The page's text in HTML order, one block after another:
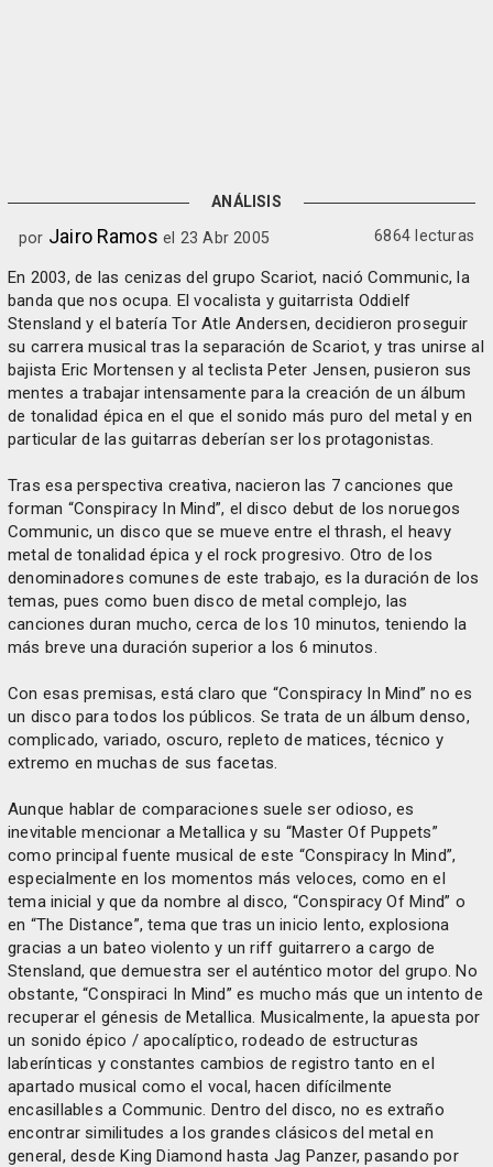
ANÁLISIS
por Jairo Ramos el 23 Abr 2005 6864 lecturas
En 2003, de las cenizas del grupo Scariot, nació Communic, la
banda que nos ocupa. El vocalista y guitarrista Oddielf
Stensland y el batería Tor Atle Andersen, decidieron proseguir
su carrera musical tras la separación de Scariot, y tras unirse al
bajista Eric Mortensen y al teclista Peter Jensen, pusieron sus
mentes a trabajar intensamente para la creación de un álbum
de tonalidad épica en el que el sonido más puro del metal y en
particular de las guitarras deberían ser los protagonistas.
Tras esa perspectiva creativa, nacieron las 7 canciones que
forman “Conspiracy In Mind”, el disco debut de los noruegos
Communic, un disco que se mueve entre el thrash, el heavy
metal de tonalidad épica y el rock progresivo. Otro de los
denominadores comunes de este trabajo, es la duración de los
temas, pues como buen disco de metal complejo, las
canciones duran mucho, cerca de los 10 minutos, teniendo la
más breve una duración superior a los 6 minutos.
Con esas premisas, está claro que “Conspiracy In Mind” no es
un disco para todos los públicos. Se trata de un álbum denso,
complicado, variado, oscuro, repleto de matices, técnico y
extremo en muchas de sus facetas.
Aunque hablar de comparaciones suele ser odioso, es
inevitable mencionar a Metallica y su “Master Of Puppets”
como principal fuente musical de este “Conspiracy In Mind”,
especialmente en los momentos más veloces, como en el
tema inicial y que da nombre al disco, “Conspiracy Of Mind” o
en “The Distance”, tema que tras un inicio lento, explosiona
gracias a un bateo violento y un riff guitarrero a cargo de
Stensland, que demuestra ser el auténtico motor del grupo. No
obstante, “Conspiraci In Mind” es mucho más que un intento de
recuperar el génesis de Metallica. Musicalmente, la apuesta por
un sonido épico / apocalíptico, rodeado de estructuras
laberínticas y constantes cambios de registro tanto en el
apartado musical como el vocal, hacen difícilmente
encasillables a Communic. Dentro del disco, no es extraño
encontrar similitudes a los grandes clásicos del metal en
general, desde King Diamond hasta Jag Panzer, pasando por